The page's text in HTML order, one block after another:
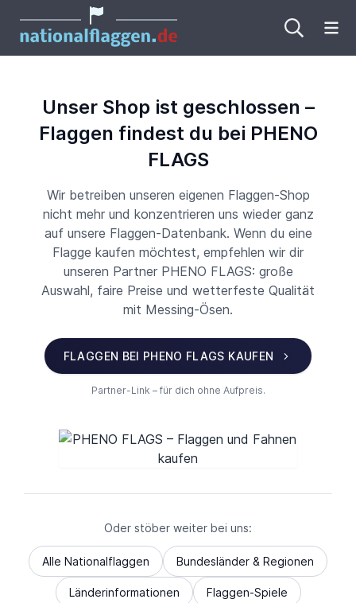
Unser Shop ist geschlossen –
Flaggen findest du bei PHENO
FLAGS
Wir betreiben unseren eigenen Flaggen-Shop
nicht mehr und konzentrieren uns wieder ganz
auf unsere Flaggen-Datenbank. Wenn du eine
Flagge kaufen möchtest, empfehlen wir dir
unseren Partner PHENO FLAGS: große
Auswahl, faire Preise und wetterfeste Qualität
mit Messing-Ösen.
FLAGGEN BEI PHENO FLAGS KAUFEN
Partner-Link – für dich ohne Aufpreis.
Oder stöber weiter bei uns:
Alle Nationalflaggen Bundesländer & Regionen
Länderinformationen Flaggen-Spiele